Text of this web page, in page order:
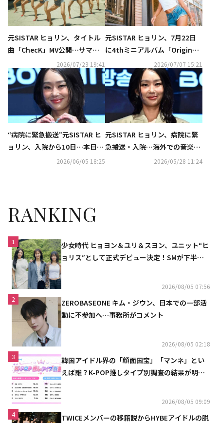
元SISTAR ヒョリン、タイトル
曲「ChecK」MV公開…サマー
2026/07/23 19:41
元SISTAR ヒョリン、7月22日
に4thミニアルバム「OriginaL
Yn」でカムバック！セクシーな
予告イメージ公開
2026/07/07 15:21
“病院に緊急搬送”元SISTAR ヒ
ョリン、入院から10日…本日退
2026/06/05 18:25
元SISTAR ヒョリン、病院に緊
急搬送・入院…海外での音楽フ
2026/05/28 11:24
RANKING
1
少女時代 ヒョヨン＆ユリ＆スヨン、ユニット“ヒ
ョリス”として正式デビュー決定！SMが下半期
2026/08/05 07:56
2
ZEROBASEONE キム・ジウン、日本での一部活
動に不参加へ…事務所がコメント
2026/08/05 02:18
3
韓国アイドル界の「顔面国宝」「マンネ」とい
えば誰？K-POP推しタイプ別調査の結果が明ら
2026/08/05 09:09
4
TWICEメンバーの移籍説からHYBEアイドルの脱